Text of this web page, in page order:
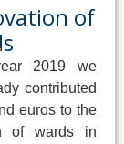
of
2019 we
contributed
euros to the
of wards in